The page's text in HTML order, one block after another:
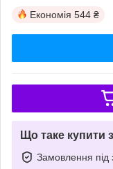
Економія 544 ₴
Що таке купити
Замовлення під